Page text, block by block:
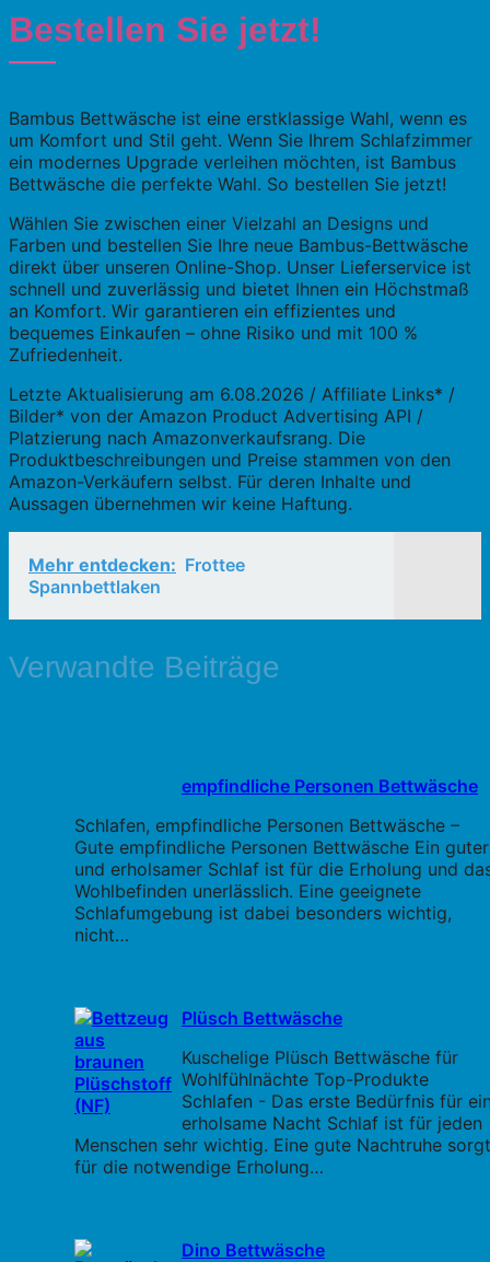
Bestellen Sie jetzt!
Bambus Bettwäsche ist eine erstklassige Wahl, wenn es
um Komfort und Stil geht. Wenn Sie Ihrem Schlafzimmer
ein modernes Upgrade verleihen möchten, ist Bambus
Bettwäsche die perfekte Wahl. So bestellen Sie jetzt!
Wählen Sie zwischen einer Vielzahl an Designs und
Farben und bestellen Sie Ihre neue Bambus-Bettwäsche
direkt über unseren Online-Shop. Unser Lieferservice ist
schnell und zuverlässig und bietet Ihnen ein Höchstmaß
an Komfort. Wir garantieren ein effizientes und
bequemes Einkaufen – ohne Risiko und mit 100 %
Zufriedenheit.
Letzte Aktualisierung am 6.08.2026 / Affiliate Links* /
Bilder* von der Amazon Product Advertising API /
Platzierung nach Amazonverkaufsrang. Die
Produktbeschreibungen und Preise stammen von den
Amazon-Verkäufern selbst. Für deren Inhalte und
Aussagen übernehmen wir keine Haftung.
Mehr entdecken: Frottee
Spannbettlaken
Verwandte Beiträge
empfindliche Personen Bettwäsche
Schlafen, empfindliche Personen Bettwäsche –
Gute empfindliche Personen Bettwäsche Ein guter
und erholsamer Schlaf ist für die Erholung und
Wohlbefinden unerlässlich. Eine geeignete
Schlafumgebung ist dabei besonders wichtig,
nicht…
Plüsch Bettwäsche
Kuschelige Plüsch Bettwäsche für
Wohlfühlnächte Top-Produkte
Schlafen - Das erste Bedürfnis für
erholsame Nacht Schlaf ist für jeden
Menschen sehr wichtig. Eine gute Nachtruhe sorgt
für die notwendige Erholung…
Dino Bettwäsche